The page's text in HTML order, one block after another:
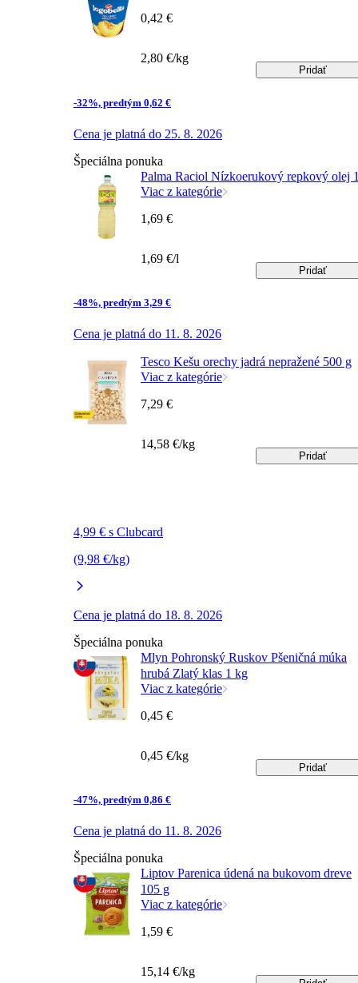
-32%, predtým 0,62 €
Cena je platná do 25. 8. 2026
0,42 €
2,80 €/kg
Pridať
Špeciálna ponuka
Palma Raciol Nízkoerukový repkový olej
Viac z kategórie
-48%, predtým 3,29 €
Cena je platná do 11. 8. 2026
1,69 €
1,69 €/l
Pridať
Tesco Kešu orechy jadrá nepražené 500 g
Viac z kategórie
4,99 € s Clubcard
(9,98 €/kg)
Cena je platná do 18. 8. 2026
7,29 €
14,58 €/kg
Pridať
Špeciálna ponuka
Mlyn Pohronský Ruskov Pšeničná múka
hrubá Zlatý klas 1 kg
Viac z kategórie
-47%, predtým 0,86 €
Cena je platná do 11. 8. 2026
0,45 €
0,45 €/kg
Pridať
Špeciálna ponuka
Liptov Parenica údená na bukovom dreve
105 g
Viac z kategórie
1,59 €
15,14 €/kg